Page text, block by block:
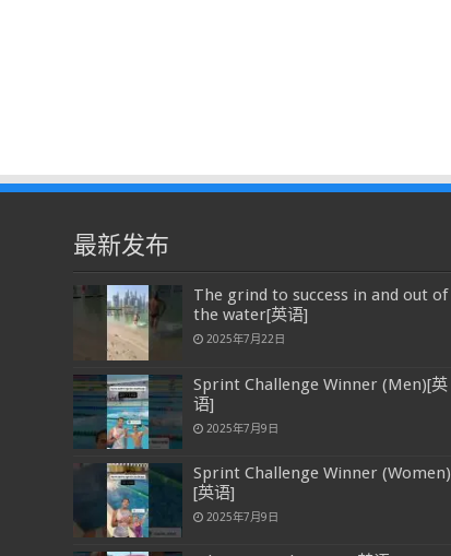
最新发布
The grind to success in and out of
the water[英语]
2025年7月22日
Sprint Challenge Winner (Men)[英
语]
2025年7月9日
Sprint Challenge Winner (Women)
[英语]
2025年7月9日